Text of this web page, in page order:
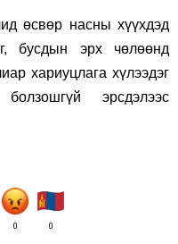
өсвөр насны хүүхдэд
бусдын эрх чөлөөнд
хариуцлага хүлээдэг
эрсдэлээс
0 0